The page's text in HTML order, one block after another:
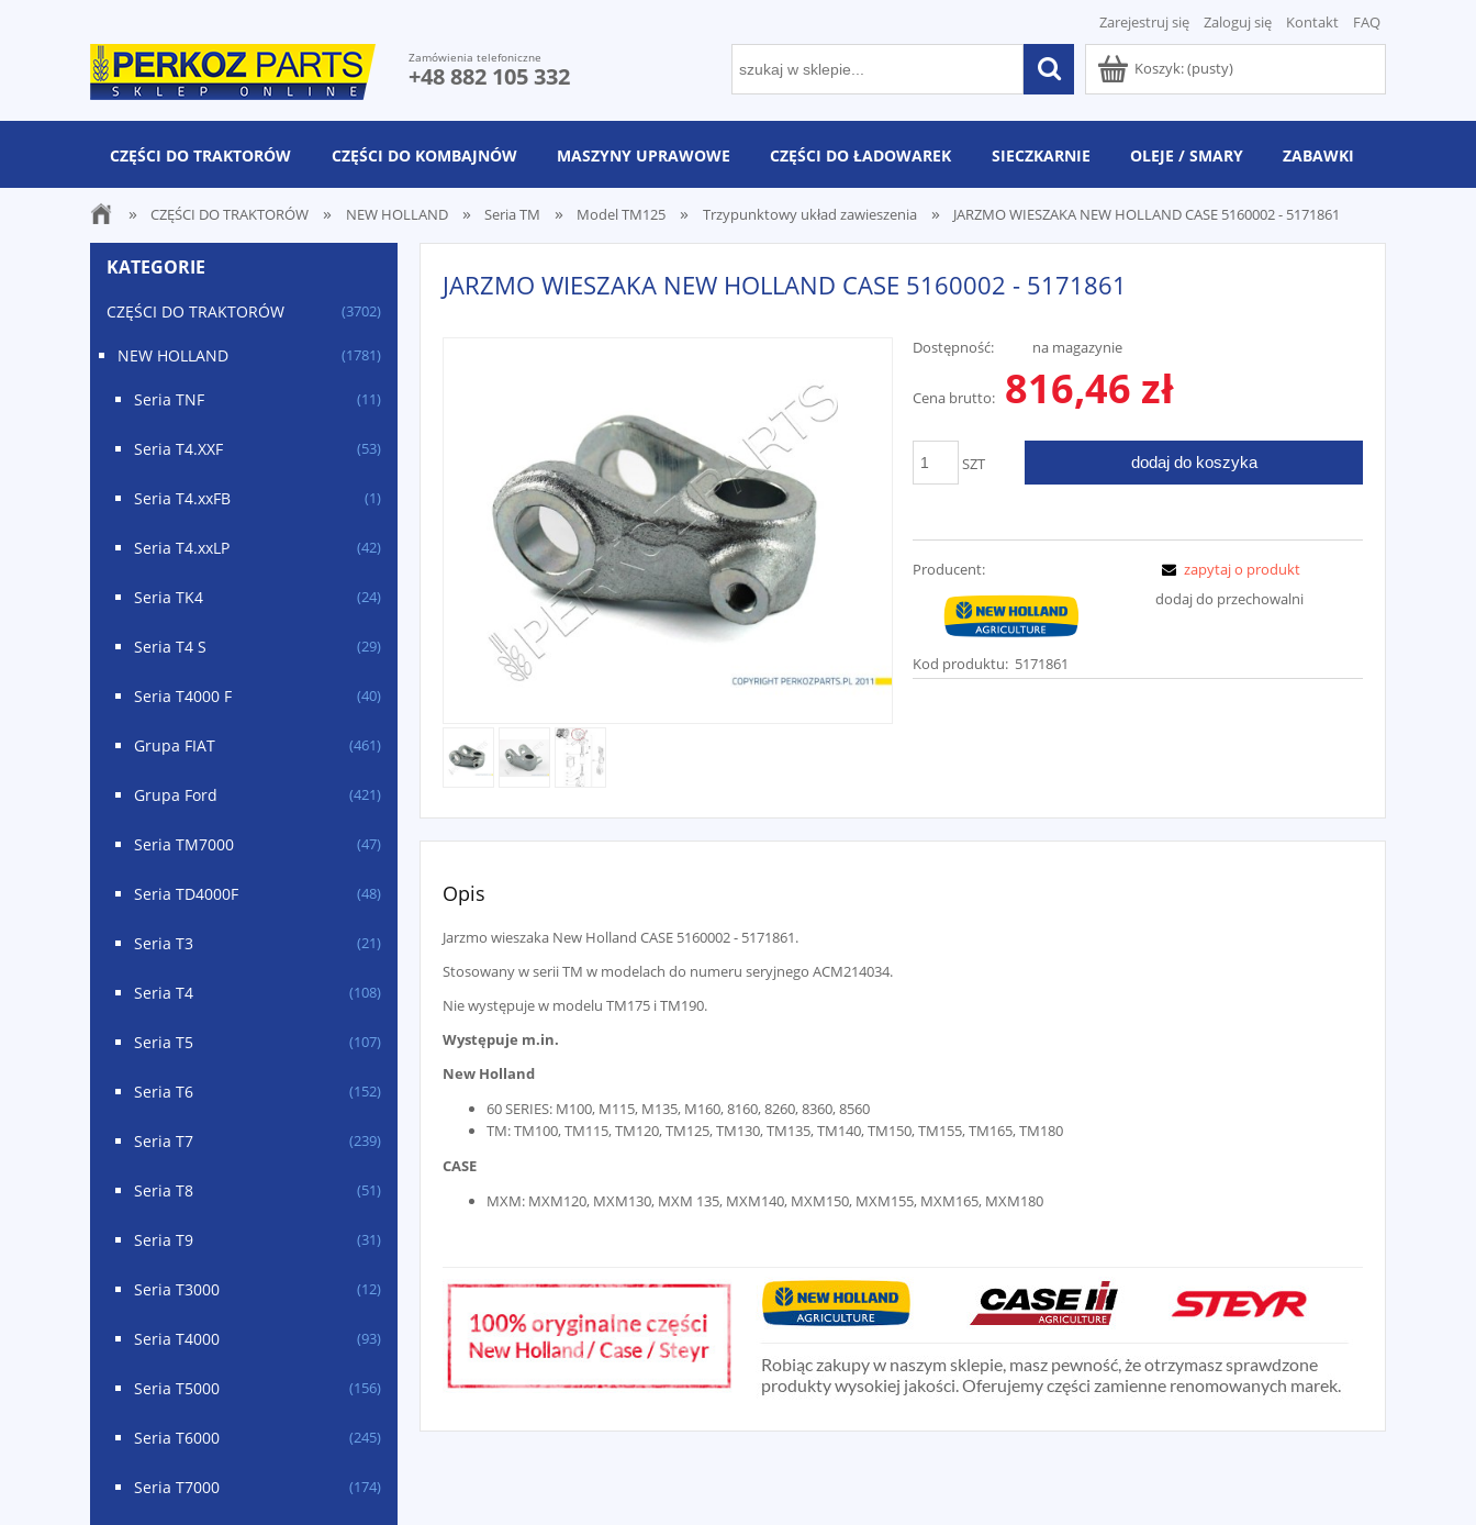
Zarejestruj się Zaloguj się Kontakt FAQ
Koszyk:(pusty)
Zamówienia telefoniczne
+48 882 105 332
CZĘŚCI DO TRAKTORÓW CZĘŚCI DO KOMBAJNÓW MASZYNY UPRAWOWE CZĘŚCI DO ŁADOWAREK SIECZKARNIE OLEJE / SMARY ZABAWKI
» CZĘŚCI DO TRAKTORÓW » NEW HOLLAND » Seria TM » Model TM125 » Trzypunktowy układ zawieszenia » JARZMO WIESZAKA NEW HOLLAND CASE 5160002 - 5171861
KATEGORIE
CZĘŚCI DO TRAKTORÓW (3702)
NEW HOLLAND (1781)
Seria TNF (11)
Seria T4.XXF (53)
Seria T4.xxFB (1)
Seria T4.xxLP (42)
Seria TK4 (24)
Seria T4 S (29)
Seria T4000 F (40)
Grupa FIAT (461)
Grupa Ford (421)
Seria TM7000 (47)
Seria TD4000F (48)
Seria T3 (21)
Seria T4 (108)
Seria T5 (107)
Seria T6 (152)
Seria T7 (239)
Seria T8 (51)
Seria T9 (31)
Seria T3000 (12)
Seria T4000 (93)
Seria T5000 (156)
Seria T6000 (245)
Seria T7000 (174)
JARZMO WIESZAKA NEW HOLLAND CASE 5160002 - 5171861
Dostępność: na magazynie
Cena brutto: 816,46 zł
SZT dodaj do koszyka
Producent:
Kod produktu: 5171861
zapytaj o produkt
dodaj do przechowalni
Opis
Jarzmo wieszaka New Holland CASE 5160002 - 5171861.
Stosowany w serii TM w modelach do numeru seryjnego ACM214034.
Nie występuje w modelu TM175 i TM190.
Występuje m.in.
New Holland
60 SERIES: M100, M115, M135, M160, 8160, 8260, 8360, 8560
TM: TM100, TM115, TM120, TM125, TM130, TM135, TM140, TM150, TM155, TM165, TM180
CASE
MXM: MXM120, MXM130, MXM 135, MXM140, MXM150, MXM155, MXM165, MXM180